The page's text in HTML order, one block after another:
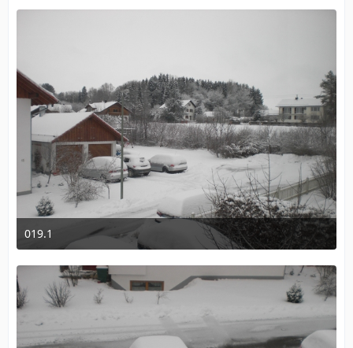
019.1
2. Januar 2010 um 12:51